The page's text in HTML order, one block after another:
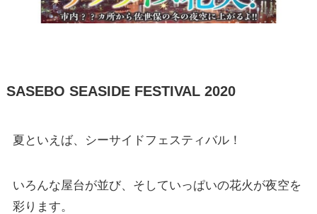
SASEBO SEASIDE FESTIVAL 2020
夏といえば、シーサイドフェスティバル！
いろんな屋台が並び、そしていっぱいの花火が夜空を
彩ります。